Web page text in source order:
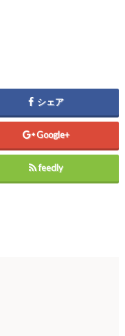
シェア
Google+
feedly